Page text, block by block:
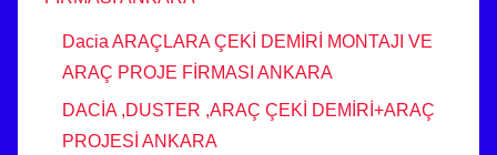
Dacia ARAÇLARA ÇEKİ DEMİRİ MONTAJI VE
ARAÇ PROJE FİRMASI ANKARA
DACİA ,DUSTER ,ARAÇ ÇEKİ DEMİRİ+ARAÇ
PROJESİ ANKARA